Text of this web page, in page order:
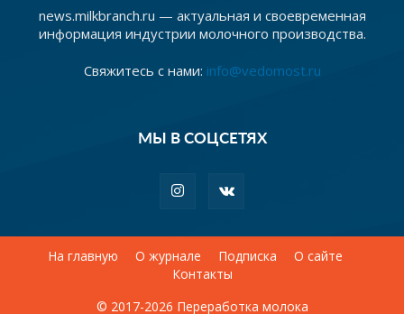
news.milkbranch.ru — актуальная и своевременная
информация индустрии молочного производства.
Свяжитесь с нами: info@vedomost.ru
МЫ В СОЦСЕТЯХ
На главную О журнале Подписка
О сайте
Контакты
© 2017-2026 Переработка молока